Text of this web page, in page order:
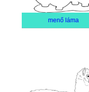
menő láma